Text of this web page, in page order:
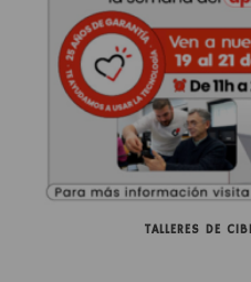
TALLERES DE